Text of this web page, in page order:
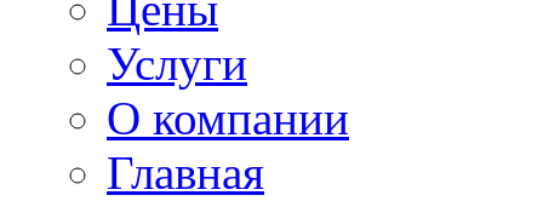
Услуги
О компании
Главная